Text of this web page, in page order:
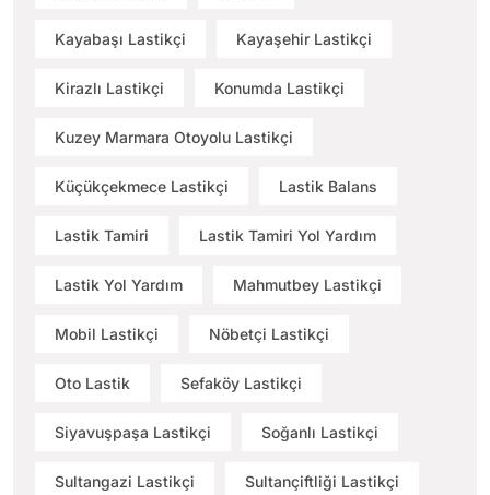
Kayabaşı Lastikçi Kayaşehir Lastikçi
Kirazlı Lastikçi Konumda Lastikçi
Kuzey Marmara Otoyolu Lastikçi
Küçükçekmece Lastikçi Lastik Balans
Lastik Tamiri Lastik Tamiri Yol Yardım
Lastik Yol Yardım Mahmutbey Lastikçi
Mobil Lastikçi Nöbetçi Lastikçi
Oto Lastik Sefaköy Lastikçi
Siyavuşpaşa Lastikçi Soğanlı Lastikçi
Sultangazi Lastikçi Sultançiftliği Lastikçi